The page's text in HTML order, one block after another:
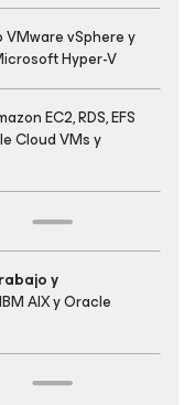
VMware vSphere y
Hyper-V
EC2, RDS, EFS
Cloud VMs y
y
AIX y Oracle